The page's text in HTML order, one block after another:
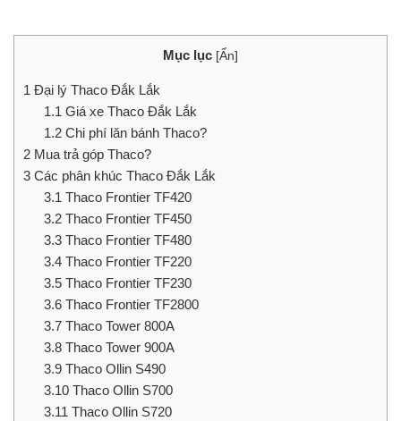
Mục lục [Ẩn]
1 Đại lý Thaco Đắk Lắk
1.1 Giá xe Thaco Đắk Lắk
1.2Chi phí lăn bánh Thaco?
2 Mua trả góp Thaco?
3 Các phân khúc Thaco Đắk Lắk
3.1 Thaco Frontier TF420
3.2Thaco Frontier TF450
3.3Thaco Frontier TF480
3.4Thaco Frontier TF220
3.5Thaco Frontier TF230
3.6Thaco Frontier TF2800
3.7Thaco Tower 800A
3.8Thaco Tower 900A
3.9Thaco Ollin S490
3.10Thaco Ollin S700
3.11 Thaco Ollin S720